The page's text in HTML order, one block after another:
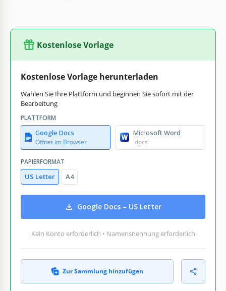
Kostenlose Vorlage
Kostenlose Vorlage herunterladen
Wählen Sie Ihre Plattform und beginnen Sie sofort mit der
Bearbeitung
PLATTFORM
Google Docs
Öffnet im Browser
Microsoft Word
.docs
PAPIERFORMAT
US Letter A4
Google Docs – US Letter
Kein Konto erforderlich • Namensnennung erforderlich
Zur Sammlung hinzufügen